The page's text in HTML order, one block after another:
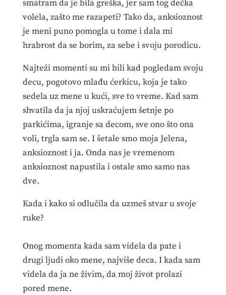
smatram da je bila greška, jer sam tog dečka
volela, zašto me razapeti? Tako da, anksioznost
je meni puno pomogla u tome i dala mi
hrabrost da se borim, za sebe i svoju porodicu.
Najteži momenti su mi bili kad pogledam svoju
decu, pogotovo mlađu ćerkicu, koja je tako
sedela uz mene u kući, sve to vreme. Kad sam
shvatila da ja njoj uskraćujem šetnje po
parkićima, igranje sa decom, sve ono što ona
voli, trgla sam se. I šetale smo moja Jelena,
anksioznost i ja. Onda nas je vremenom
anksioznost napustila i ostale smo samo nas
dve.
Kada i kako si odlučila da uzmeš stvar u svoje
ruke?
Onog momenta kada sam videla da pate i
drugi ljudi oko mene, najviše deca. I kada sam
videla da ja ne živim, da moj život prolazi
pored mene.